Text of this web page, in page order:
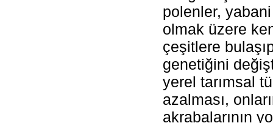
polenler,
olmak üzere
çeşitlere
genetiğini
yerel tarımsal
azalması,
akrabalarının